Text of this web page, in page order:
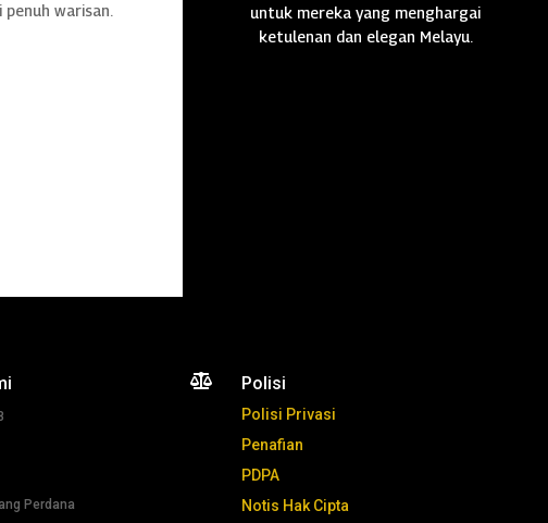
warisan.
untuk mereka yang menghargai
ketulenan dan elegan Melayu.
Perdana
 Polisi
Polisi Privasi
Penafian
PDPA
Notis Hak Cipta